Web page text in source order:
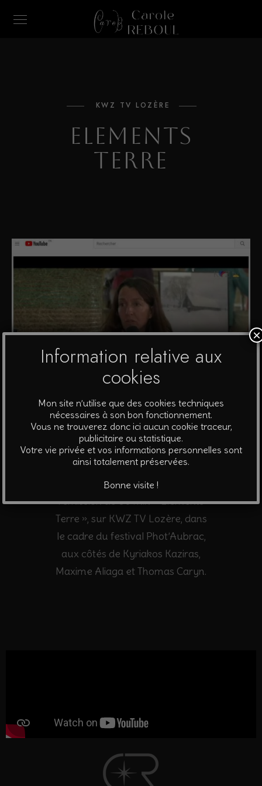
KWZ TV LOZÈRE
Elements
Terre
J’ai eu le plaisir et l’honneur de
participer à la table ronde pour
l’émission de 50 min « Eléments
Terre », sur KWZ TV Lozère, dans
le cadre du festival Phot’Aubrac,
aux côtés de Kyriakos Kaziras,
Maxime Aliaga et Thomas Caryn.
Information relative aux
cookies
Mon site n’utilise que des cookies techniques
nécessaires à son bon fonctionnement.
Vous ne trouverez donc ici aucun cookie traceur,
publicitaire ou statistique.
Votre vie privée et vos informations personnelles sont
ainsi totalement préservées.
Bonne visite !
×